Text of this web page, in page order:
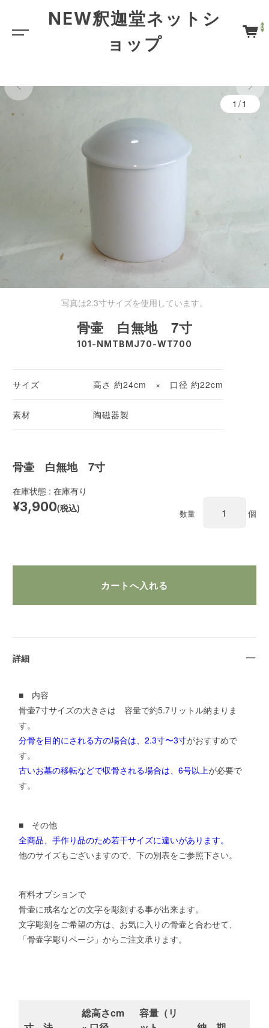
NEW釈迦堂ネットシ
ョップ
0
写真は2.3寸サイズを使用しています。
1/1
骨壷 白無地 7寸
101-NMTBMJ70-WT700
サイズ 高さ 約24cm × 口径 約22cm
素材 陶磁器製
骨壷 白無地 7寸
在庫状態 : 在庫有り
¥3,900(税込)
数量 個
詳細
■ 内容
骨壷7寸サイズの大きさは 容量で約5.7リットル納まりま
す。
分骨を目的にされる方の場合は、2.3寸〜3寸がおすすめで
す。
古いお墓の移転などで収骨される場合は、6号以上が必要で
す。
■ その他
全商品、手作り品のため若干サイズに違いがあります。
他のサイズもございますので、下の別表をご参照下さい。
有料オプションで
骨壷に戒名などの文字を彫刻する事が出来ます。
文字彫刻をご希望の方は、お気に入りの骨壷と合わせて、
「骨壷字彫りページ」からご注文承ります。
総高さcm
容量（リ